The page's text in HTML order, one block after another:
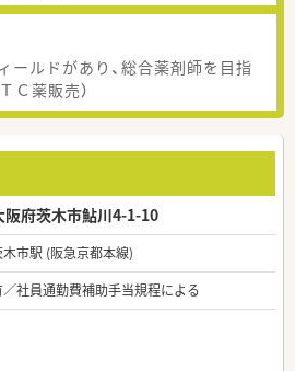
ールドがあり、総合薬剤師を目指
Ｃ薬販売）
阪府茨木市鮎川4-1-10
市駅 (阪急京都本線)
／社員通勤費補助手当規程による